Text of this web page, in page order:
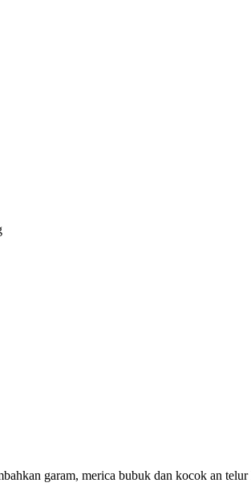
garam, merica bubuk dan kocok an